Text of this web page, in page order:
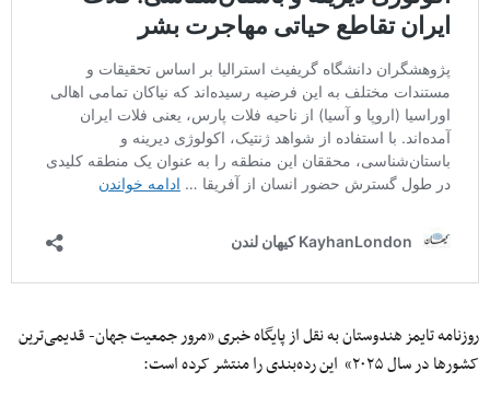
روزنامه تایمز هندوستان به نقل از پایگاه خبری «مرور جمعیت جهان- قدیمی‌ترین
کشورها در سال ۲۰۲۵» این رده‌بندی را منتشر کرده است: